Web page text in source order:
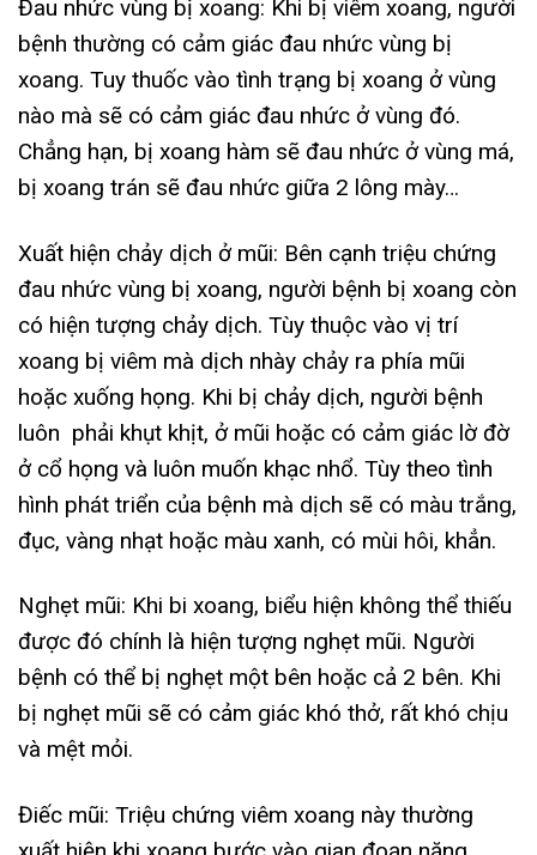
Đau nhức vùng bị xoang: Khi bị viêm xoang, người
bệnh thường có cảm giác đau nhức vùng bị
xoang. Tuy thuốc vào tình trạng bị xoang ở vùng
nào mà sẽ có cảm giác đau nhức ở vùng đó.
Chẳng hạn, bị xoang hàm sẽ đau nhức ở vùng má,
bị xoang trán sẽ đau nhức giữa 2 lông mày…
Xuất hiện chảy dịch ở mũi: Bên cạnh triệu chứng
đau nhức vùng bị xoang, người bệnh bị xoang còn
có hiện tượng chảy dịch. Tùy thuộc vào vị trí
xoang bị viêm mà dịch nhày chảy ra phía mũi
hoặc xuống họng. Khi bị chảy dịch, người bệnh
luôn phải khụt khịt, ở mũi hoặc có cảm giác lờ đờ
ở cổ họng và luôn muốn khạc nhổ. Tùy theo tình
hình phát triển của bệnh mà dịch sẽ có màu trắng,
đục, vàng nhạt hoặc màu xanh, có mùi hôi, khẳn.
Nghẹt mũi: Khi bi xoang, biểu hiện không thể thiếu
được đó chính là hiện tượng nghẹt mũi. Người
bệnh có thể bị nghẹt một bên hoặc cả 2 bên. Khi
bị nghẹt mũi sẽ có cảm giác khó thở, rất khó chịu
và mệt mỏi.
Điếc mũi: Triệu chứng viêm xoang này thường